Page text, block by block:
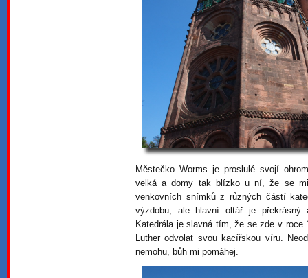
Městečko Worms je proslulé svojí
velká a domy tak blízko u ní, že se
venkovních snímků z různých částí
výzdobu, ale hlavní oltář je překrásný
Katedrála je slavná tím, že se zde v
Luther odvolat svou kacířskou víru.
nemohu, bůh mi pomáhej.